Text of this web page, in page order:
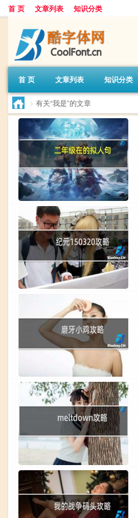
首 页 文章列表 知识分类
首 页 文章列表 知识分类
> 有关“我是”的文章